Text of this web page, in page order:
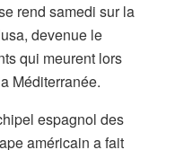
rend samedi sur la
devenue le
qui meurent lors
Méditerranée.
espagnol des
américain a fait